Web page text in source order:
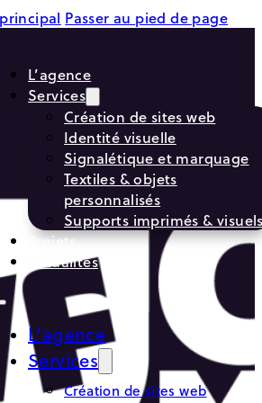
Passer au pied de page
L’agence
Services
Création de sites web
Identité visuelle
Signalétique et marquage
Textiles & objets
personnalisés
Supports imprimés &
Projets
Actualités
L’agence
Services
Création de sites web